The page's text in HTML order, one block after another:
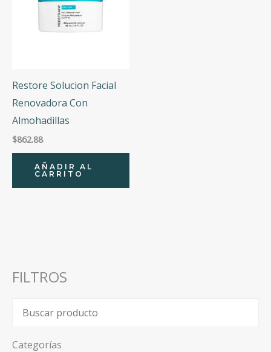
Restore Solucion Facial
Renovadora Con
Almohadillas
$862.88
AÑADIR AL
CARRITO
FILTROS
Categorías